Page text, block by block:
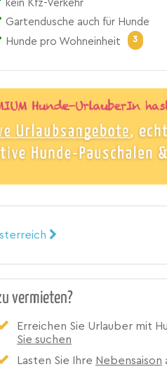
kein Kfz-Verkehr
Gartendusche auch für Hunde
Hunde pro Wohneinheit
3
vermieten?
Erreichen Sie Urlauber mit
Sie suchen
Lasten Sie Ihre Nebensaison